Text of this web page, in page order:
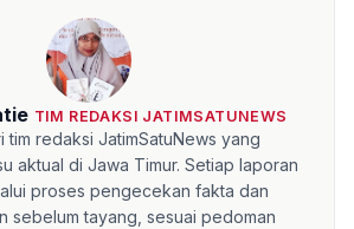
TIM REDAKSI JATIMSATUNEWS
tim redaksi JatimSatuNews yang
aktual di Jawa Timur. Setiap laporan
proses pengecekan fakta dan
sebelum tayang, sesuai pedoman